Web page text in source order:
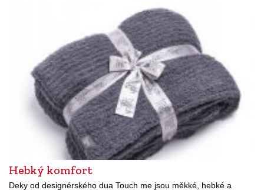
Hebký komfort
Deky od designérského dua Touch me jsou měkké, hebké a